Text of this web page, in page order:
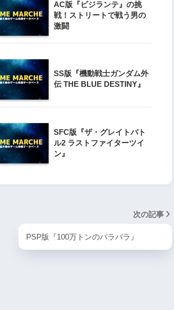
AC版『ビジランテ』の挑
戦！ストリートで戦う男の
激闘
SS版『機動戦士ガンダム外
伝 THE BLUE DESTINY』
SFC版『ザ・グレイトバト
ル2 ラストファイターツイ
ン』
次の記事
PSP版『100万トンのバラバラ』
3
PS4とSwitchで復刻『VS.スター
ラスター』徹底解析
4
Switch版『ドラゴンボールZ 超武
闘伝』
5
（パックマンVS.持っている人と
対戦版）』